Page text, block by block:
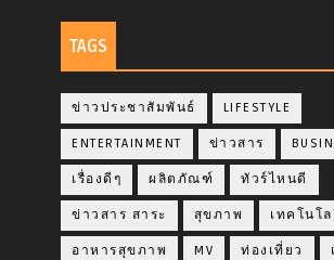
TAGS
ข่าวประชาสัมพันธ์ LIFESTYLE
ENTERTAINMENT ข่าวสาร
เรื่องดีๆ ผลิตภัณฑ์ ทัวร์ไหนดี
ข่าวสาร สาระ สุขภาพ เทคโนโล
อาหารสุขภาพ MV ท่องเที่ยว